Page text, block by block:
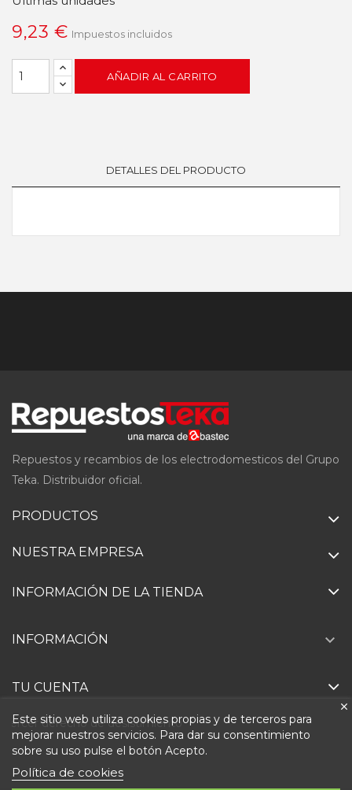
9,23 € Impuestos incluidos
AÑADIR AL CARRITO
DETALLES DEL PRODUCTO
Repuestos y recambios de los electrodomesticos del Grupo
Teka. Distribuidor oficial.
PRODUCTOS
NUESTRA EMPRESA
INFORMACIÓN DE LA TIENDA
Este sitio web utiliza cookies propias y de terceros para
mejorar nuestros servicios. Para dar su consentimiento
sobre su uso pulse el botón Acepto.
Política de cookies
INFORMACIÓN 
TU CUENTA
Ejercer derecho de desistimiento